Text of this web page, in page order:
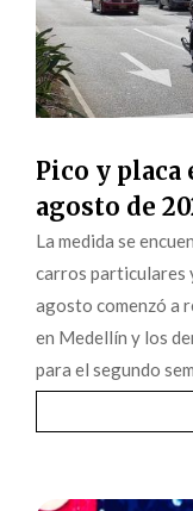
Pico y
agosto de
La medida se
carros particulares
agosto comenzó a
en Medellín y los
para el segundo